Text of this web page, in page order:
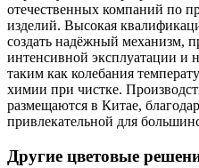
отечественных компаний по
изделий. Высокая
создать надёжный механизм,
интенсивной эксплуатации и
таким как колебания
химии при чистке.
размещаются в Китае,
привлекательной для
Другие цветовые